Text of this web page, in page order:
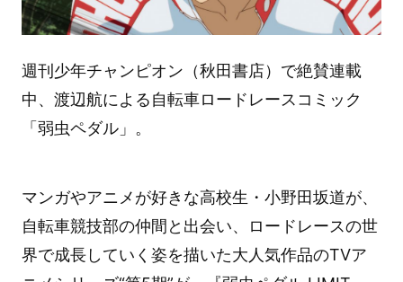
週刊少年チャンピオン（秋田書店）で絶賛連載
中、渡辺航による自転車ロードレースコミック
「弱虫ペダル」。
マンガやアニメが好きな高校生・小野田坂道が、
自転車競技部の仲間と出会い、ロードレースの世
界で成長していく姿を描いた大人気作品のTVア